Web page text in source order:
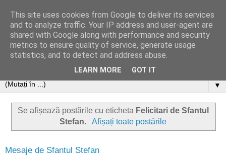
▼
Se afișează postările cu eticheta Felicitari de Sfantul
Stefan. Afișați toate postările
Mesaje de Sfantul Stefan
This site uses cookies from Google to deliver its services
and to analyze traffic. Your IP address and user-agent are
shared with Google along with performance and security
metrics to ensure quality of service, generate usage
statistics, and to detect and address abuse.
LEARN MORE GOT IT